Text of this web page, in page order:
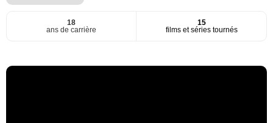
18
ans de carrière
15
films et séries tournés